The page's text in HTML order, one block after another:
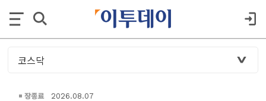
장종료 2026.08.07